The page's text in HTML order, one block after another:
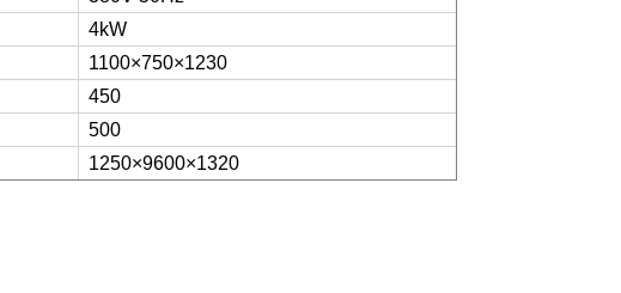
4kW
1100×750×1230
450
500
1250×9600×1320